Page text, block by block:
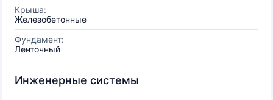
Крыша:
Железобетонные
Фундамент:
Ленточный
Инженерные системы